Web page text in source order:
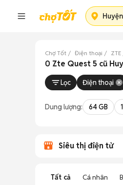
Chợ Tốt Điện thoại ZTE
0 Zte Quest 5 cũ
Lọc Điện thoại
Dung lượng: 64 GB
Siêu thị điện tử
Tất cả Cá nhân